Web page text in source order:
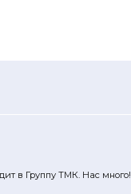
в Группу ТМК. Нас много!